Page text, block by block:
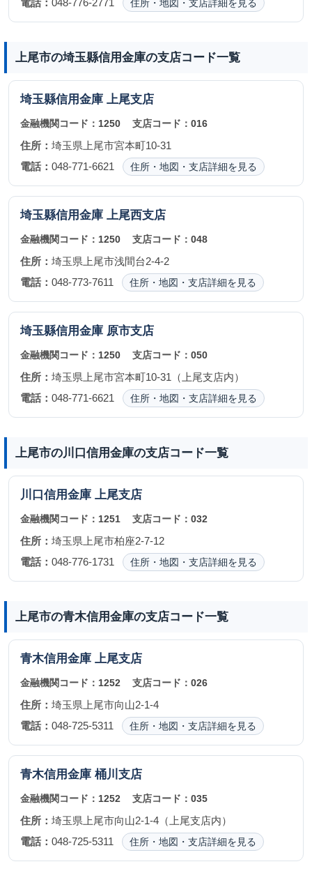
電話： 048-776-2771 住所・地図・支店詳細を見る
上尾市の埼玉縣信用金庫の支店コード一覧
埼玉縣信用金庫 上尾支店
金融機関コード： 1250 支店コード：016
住所： 埼玉県上尾市宮本町10-31
電話： 048-771-6621 住所・地図・支店詳細を見る
埼玉縣信用金庫 上尾西支店
金融機関コード： 1250 支店コード：048
住所： 埼玉県上尾市浅間台2-4-2
電話： 048-773-7611 住所・地図・支店詳細を見る
埼玉縣信用金庫 原市支店
金融機関コード： 1250 支店コード：050
住所： 埼玉県上尾市宮本町10-31（上尾支店内）
電話： 048-771-6621 住所・地図・支店詳細を見る
上尾市の川口信用金庫の支店コード一覧
川口信用金庫 上尾支店
金融機関コード： 1251 支店コード：032
住所： 埼玉県上尾市柏座2-7-12
電話： 048-776-1731 住所・地図・支店詳細を見る
上尾市の青木信用金庫の支店コード一覧
青木信用金庫 上尾支店
金融機関コード： 1252 支店コード：026
住所： 埼玉県上尾市向山2-1-4
電話： 048-725-5311 住所・地図・支店詳細を見る
青木信用金庫 桶川支店
金融機関コード： 1252 支店コード：035
住所： 埼玉県上尾市向山2-1-4（上尾支店内）
電話： 048-725-5311 住所・地図・支店詳細を見る